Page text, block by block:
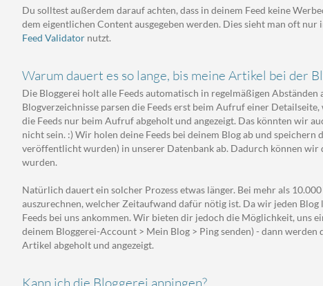
Du solltest außerdem darauf achten, dass in deinem Feed keine
dem eigentlichen Content ausgegeben werden. Dies sieht man oft nur
Feed Validator nutzt.
Warum dauert es so lange, bis meine Artikel bei der
Die Bloggerei holt alle Feeds automatisch in regelmäßigen
Blogverzeichnisse parsen die Feeds erst beim Aufruf einer
die Feeds nur beim Aufruf abgeholt und angezeigt. Das könnten wir
nicht sein. :) Wir holen deine Feeds bei deinem Blog ab und
veröffentlicht wurden) in unserer Datenbank ab. Dadurch können wir
wurden.
Natürlich dauert ein solcher Prozess etwas länger. Bei mehr als
auszurechnen, welcher Zeitaufwand dafür nötig ist. Da wir jeden Blog
Feeds bei uns ankommen. Wir bieten dir jedoch die Möglichkeit, uns
deinem Bloggerei-Account > Mein Blog > Ping senden) - dann
Artikel abgeholt und angezeigt.
Kann ich die Bloggerei anpingen?